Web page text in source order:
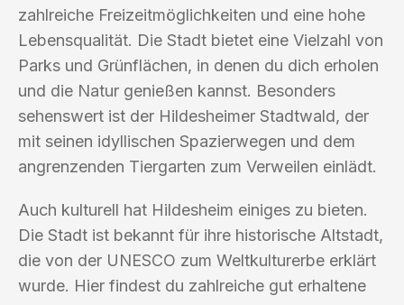
zahlreiche Freizeitmöglichkeiten und eine hohe
Lebensqualität. Die Stadt bietet eine Vielzahl von
Parks und Grünflächen, in denen du dich erholen
und die Natur genießen kannst. Besonders
sehenswert ist der Hildesheimer Stadtwald, der
mit seinen idyllischen Spazierwegen und dem
angrenzenden Tiergarten zum Verweilen einlädt.
Auch kulturell hat Hildesheim einiges zu bieten.
Die Stadt ist bekannt für ihre historische Altstadt,
die von der UNESCO zum Weltkulturerbe erklärt
wurde. Hier findest du zahlreiche gut erhaltene